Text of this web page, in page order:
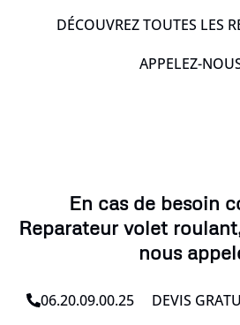
DÉCOUVREZ TOUTES LES
APPELEZ-
En cas de besoin
Reparateur volet
nous
06.20.09.00.25 DEVIS